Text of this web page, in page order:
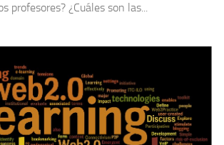
profesores? ¿Cuáles son las...